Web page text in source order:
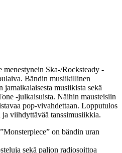
Ska-/Rocksteady -
Bändin musiikillinen
musiikista sekä
-julkaisuista. Näihin mausteisiin
pop-vivahdettaan. Lopputulos
viihdyttävää tanssimusiikkia.
on bändin uran
sekä paljon radiosoittoa